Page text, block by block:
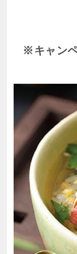
※キャン